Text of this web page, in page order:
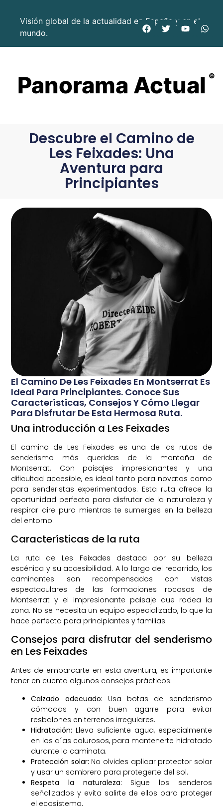
Visión global de la actualidad en España y en el
mundo.
Panorama Actual ©
Descubre el Camino de
Les Feixades: Una
Aventura para
Principiantes
El Camino De Les Feixades En Montserrat Es
Ideal Para Principiantes. Conoce Sus
Características, Consejos Y Cómo Llegar
Para Disfrutar De Esta Hermosa Ruta.
Una introducción a Les Feixades
El camino de Les Feixades es una de las rutas de
senderismo más queridas de la montaña de
Montserrat. Con paisajes impresionantes y una
dificultad accesible, es ideal tanto para novatos como
para senderistas experimentados. Esta ruta ofrece la
oportunidad perfecta para disfrutar de la naturaleza y
respirar aire puro mientras te sumerges en la belleza
del entorno.
Características de la ruta
La ruta de Les Feixades destaca por su belleza
escénica y su accesibilidad. A lo largo del recorrido, los
caminantes son recompensados con vistas
espectaculares de las formaciones rocosas de
Montserrat y el impresionante paisaje que rodea la
zona. No se necesita un equipo especializado, lo que la
hace perfecta para principiantes y familias.
Consejos para disfrutar del senderismo
en Les Feixades
Antes de embarcarte en esta aventura, es importante
tener en cuenta algunos consejos prácticos:
Calzado adecuado: Usa botas de senderismo
cómodas y con buen agarre para evitar
resbalones en terrenos irregulares.
Hidratación: Lleva suficiente agua, especialmente
en los días calurosos, para mantenerte hidratado
durante la caminata.
Protección solar: No olvides aplicar protector solar
y usar un sombrero para protegerte del sol.
Respeta la naturaleza: Sigue los senderos
señalizados y evita salirte de ellos para proteger
el ecosistema.